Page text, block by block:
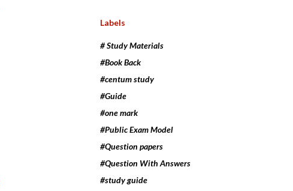
Labels
# Study Materials
#Book Back
#centum study
#Guide
#one mark
#Public Exam Model
#Question papers
#Question With Answers
#study guide